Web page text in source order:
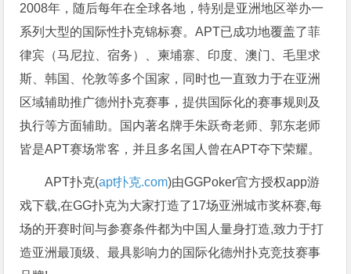
2008年，随后每年在全球各地，特别是亚洲地区举办一
系列大型的国际性扑克锦标赛。APT已成功地覆盖了菲
律宾（马尼拉、宿务）、柬埔寨、印度、澳门、毛里求
斯、韩国、伦敦等多个国家，同时也一直致力于在亚洲
区域辅助推广德州扑克赛事，提供国际化的赛事规则及
执行等方面辅助。国内著名牌手朱跃奇老师、郭东老师
皆是APT赛场常客，并且多名国人曾在APT夺下荣耀。
APT扑克(apt扑克.com)由GGPoker官方授权app游
戏下载,在GG扑克为大家打造了17场亚洲城市奖杯赛,每
场的开赛时间与参赛条件都为中国人量身打造,致力于打
造亚洲最顶级、最具影响力的国际化德州扑克竞技赛事